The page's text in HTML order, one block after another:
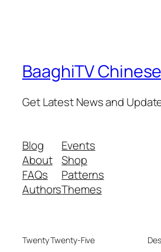
BaaghiTV Chinese
Get Latest News and
Blog
About
FAQs
Authors
Events
Shop
Patterns
Themes
Twenty Twenty-Five